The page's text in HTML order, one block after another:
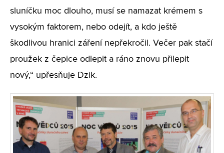
sluníčku moc dlouho, musí se namazat krémem s
vysokým faktorem, nebo odejít, a kdo ještě
škodlivou hranici záření nepřekročil. Večer pak stačí
proužek z čepice odlepit a ráno znovu přilepit
nový,“ upřesňuje Dzik.